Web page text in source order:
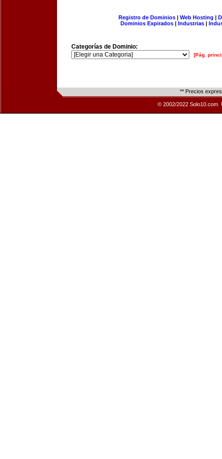
Registro de Dominios| Web Hosting |
Dominios Expirados | Industrias |
Categorías de Dominio:
[Pág.
** Precios
© 2002/2022 Solo10.com